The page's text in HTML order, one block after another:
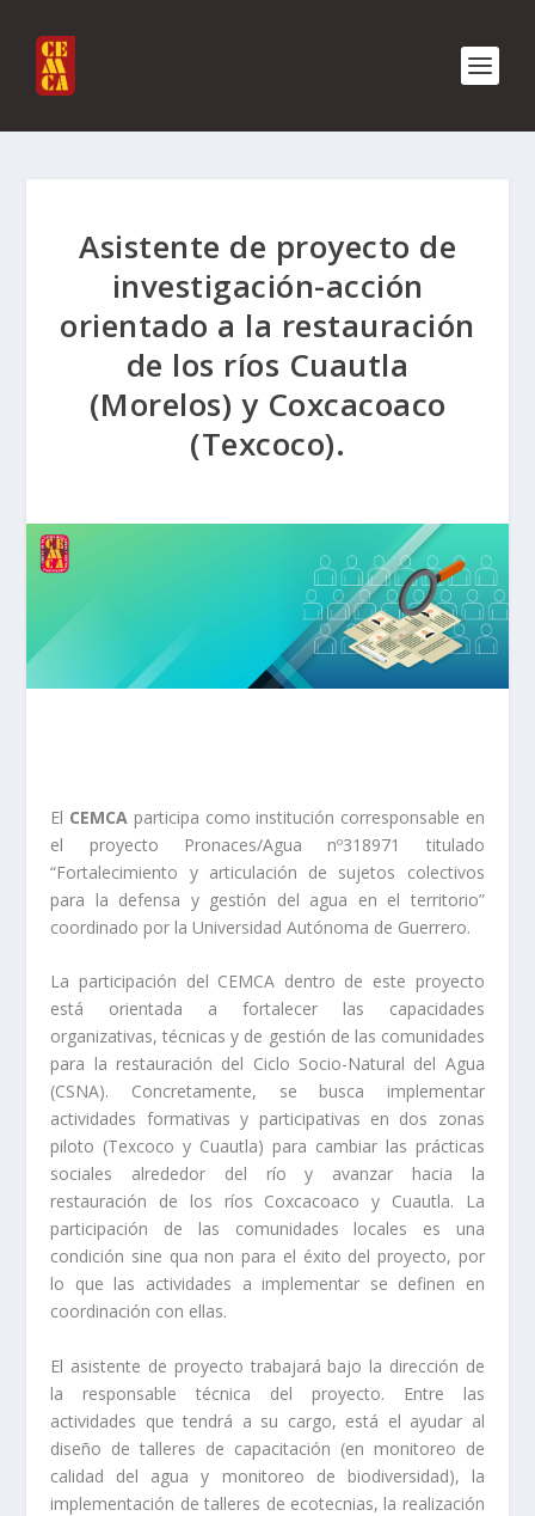
Asistente de proyecto de
investigación-acción
orientado a la restauración
de los ríos Cuautla
(Morelos) y Coxcacoaco
(Texcoco).
El CEMCA participa como institución corresponsable en
el proyecto Pronaces/Agua nº318971 titulado
“Fortalecimiento y articulación de sujetos colectivos
para la defensa y gestión del agua en el territorio”
coordinado por la Universidad Autónoma de Guerrero.
La participación del CEMCA dentro de este proyecto
está orientada a fortalecer las capacidades
organizativas, técnicas y de gestión de las comunidades
para la restauración del Ciclo Socio-Natural del Agua
(CSNA). Concretamente, se busca implementar
actividades formativas y participativas en dos zonas
piloto (Texcoco y Cuautla) para cambiar las prácticas
sociales alrededor del río y avanzar hacia la
restauración de los ríos Coxcacoaco y Cuautla. La
participación de las comunidades locales es una
condición sine qua non para el éxito del proyecto, por
lo que las actividades a implementar se definen en
coordinación con ellas.
El asistente de proyecto trabajará bajo la dirección de
la responsable técnica del proyecto. Entre las
actividades que tendrá a su cargo, está el ayudar al
diseño de talleres de capacitación (en monitoreo de
calidad del agua y monitoreo de biodiversidad), la
implementación de talleres de ecotecnias, la realización